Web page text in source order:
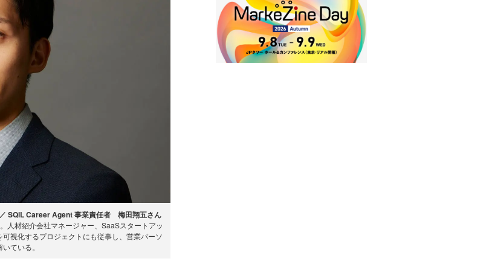
SQiL Career Agent 事業責任者 梅田翔五さん
人材紹介会社マネージャー、SaaSスタートアッ
視化するプロジェクトにも従事し、営業パーソ
ている。